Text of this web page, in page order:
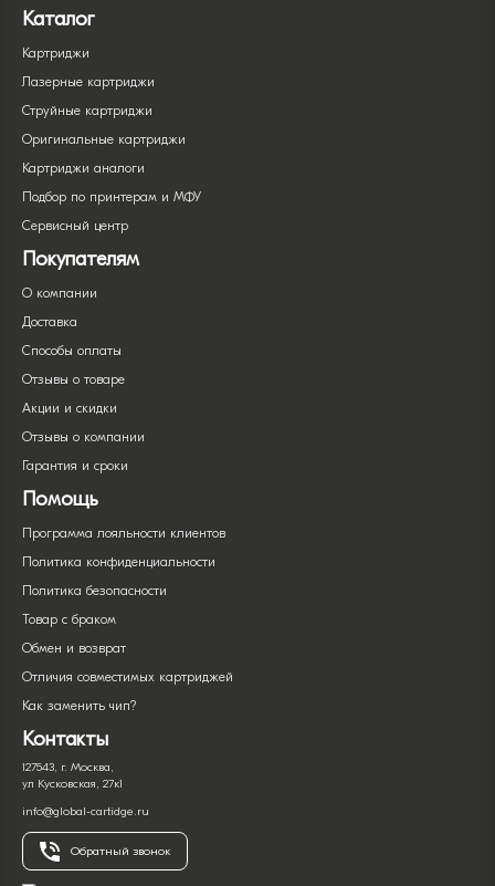
Каталог
Картриджи
Лазерные картриджи
Струйные картриджи
Оригинальные картриджи
Картриджи аналоги
Подбор по принтерам и МФУ
Сервисный центр
Покупателям
О компании
Доставка
Способы оплаты
Отзывы о товаре
Акции и скидки
Отзывы о компании
Гарантия и сроки
Помощь
Программа лояльности клиентов
Политика конфиденциальности
Политика безопасности
Товар с браком
Обмен и возврат
Отличия совместимых картриджей
Как заменить чип?
Контакты
127543, г. Москва,
ул Кусковская, 27к1
info@global-cartidge.ru
Обратный звонок